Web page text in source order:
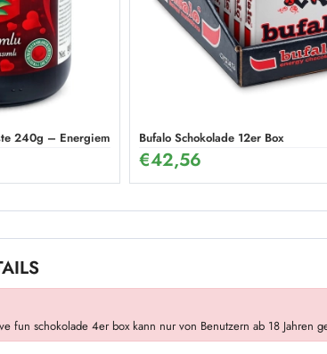
240g – Energiemix Bufalo Schokolade 12er Box
€42,56
fun schokolade 4er box kann nur von Benutzern ab 18 Jahren